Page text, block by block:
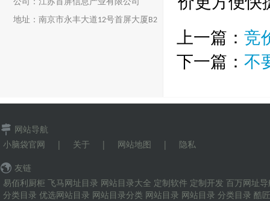
公司：江苏首屏信息产业有限公司
地址：南京市永丰大道12号首屏大厦B2
上一篇： 竞
下一篇： 不
网站导航
小脑袋官网
| 关于 | 网站地图 | 隐私
友链
易佰利厨柜 飞马网址目录 网站目录大全 定制软件 定制开发 百万网址
分类目录 优选网站目录 网站目录分类 网站目录 网站目录 分类目录 酷